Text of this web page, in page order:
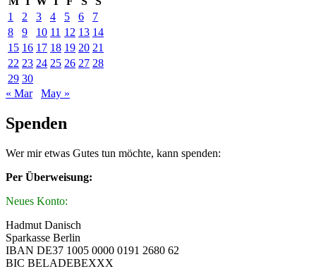
1
2 3 4 5 6
7
8
9 10 11 12 13 14
15 16 17 18 19 20 21
22 23 24 25 26 27 28
29 30
« Mar
May »
Spenden
Wer mir etwas Gutes tun möchte, kann spenden:
Per Überweisung:
Neues Konto:
Hadmut Danisch
Sparkasse Berlin
IBAN DE37 1005 0000 0191 2680 62
BIC BELADEBEXXX